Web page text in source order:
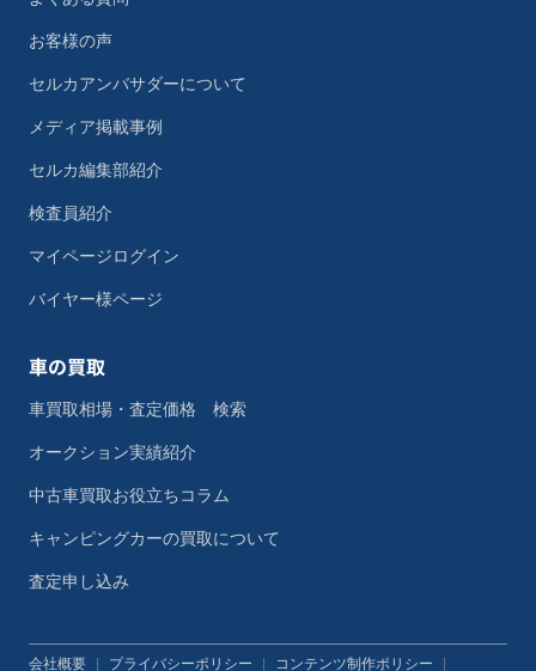
お客様の声
セルカアンバサダーについて
メディア掲載事例
セルカ編集部紹介
検査員紹介
マイページログイン
バイヤー様ページ
車の買取
車買取相場・査定価格 検索
オークション実績紹介
中古車買取お役立ちコラム
キャンピングカーの買取について
査定申し込み
会社概要 プライバシーポリシー コンテンツ制作ポリシー